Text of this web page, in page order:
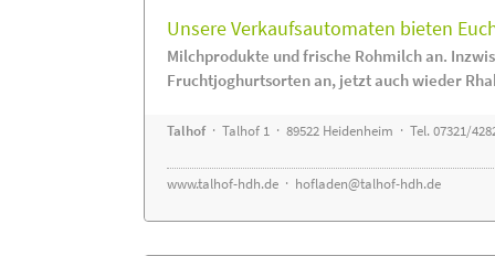
Unsere Verkaufsautomaten bieten
Milchprodukte und frische Rohmilch an.
Fruchtjoghurtsorten an, jetzt auch wieder
Talhof· Talhof 1 · 89522 Heidenheim · Tel. 07321/
www.talhof-hdh.de · hofladen@talhof-hdh.de